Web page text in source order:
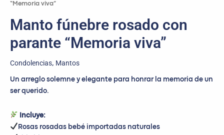
“Memoria viva”
Manto fúnebre rosado con
parante “Memoria viva”
Condolencias, Mantos
Un arreglo solemne y elegante para honrar la memoria de un
ser querido.
Incluye:
Rosas rosadas bebé importadas naturales